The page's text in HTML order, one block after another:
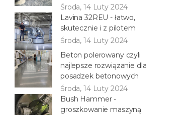
Środa, 14 Luty 2024
Lavina 32REU - łatwo,
skutecznie i z pilotem
Środa, 14 Luty 2024
Beton polerowany czyli
najlepsze rozwiązanie dla
posadzek betonowych
Środa, 14 Luty 2024
Bush Hammer -
groszkowanie maszyną